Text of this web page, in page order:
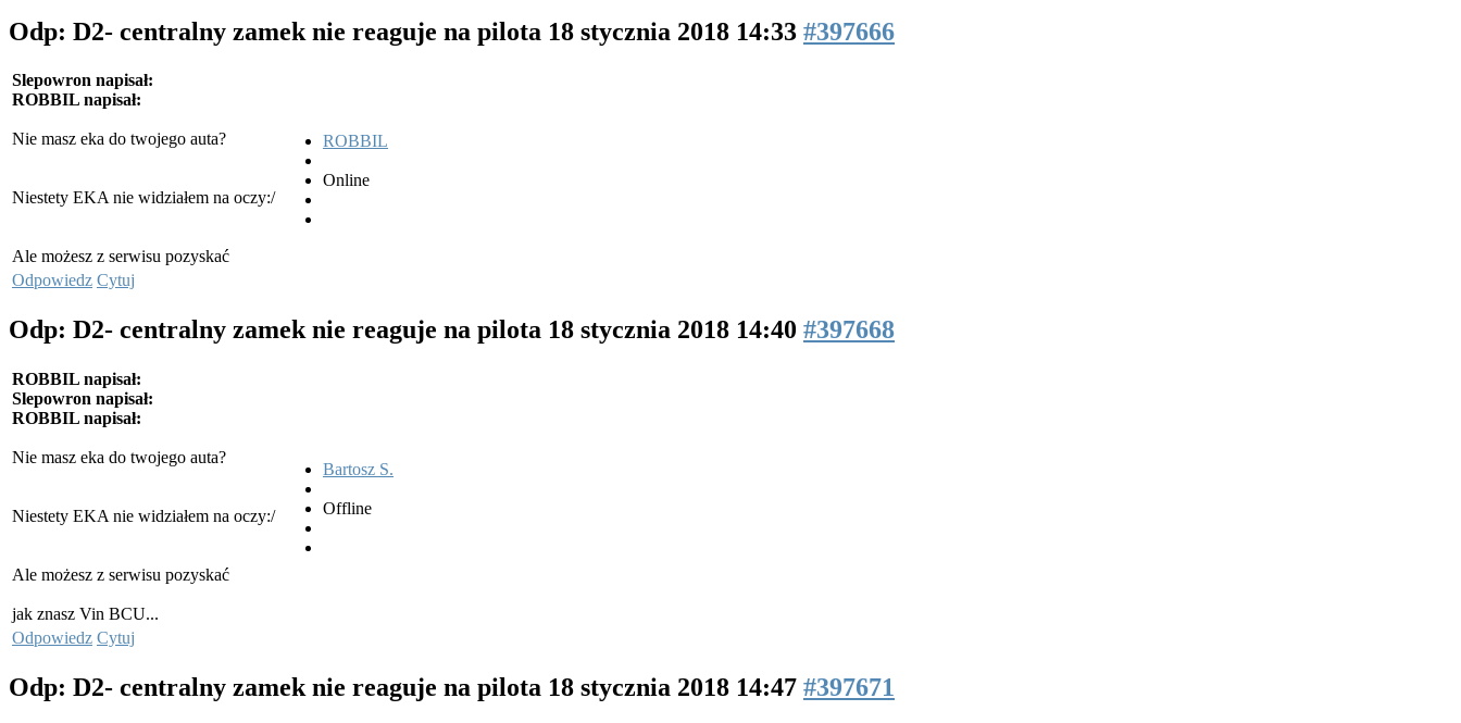
Odp: D2- centralny zamek nie reaguje na pilota 18 stycznia 2018 14:33 #397666
Slepowron napisał:
ROBBIL napisał:
Nie masz eka do twojego auta?
Niestety EKA nie widziałem na oczy:/
Ale możesz z serwisu pozyskać
ROBBIL
Online
Odpowiedz Cytuj
Odp: D2- centralny zamek nie reaguje na pilota 18 stycznia 2018 14:40 #397668
ROBBIL napisał:
Slepowron napisał:
ROBBIL napisał:
Nie masz eka do twojego auta?
Niestety EKA nie widziałem na oczy:/
Ale możesz z serwisu pozyskać
jak znasz Vin BCU...
Bartosz S.
Offline
Odpowiedz Cytuj
Odp: D2- centralny zamek nie reaguje na pilota 18 stycznia 2018 14:47 #397671